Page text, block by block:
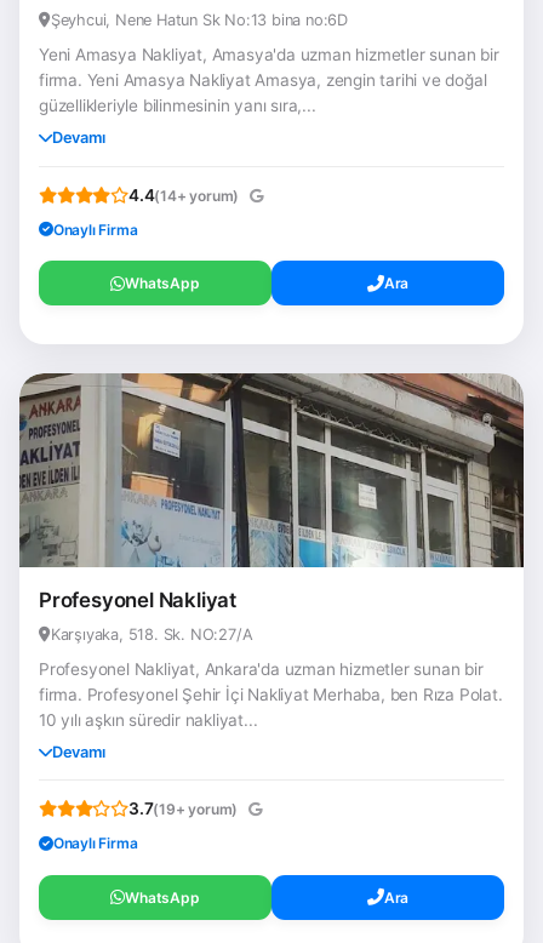
Şeyhcui, Nene Hatun Sk No:13 bina no:6D
Yeni Amasya Nakliyat, Amasya'da uzman hizmetler sunan bir
firma. Yeni Amasya Nakliyat Amasya, zengin tarihi ve doğal
güzellikleriyle bilinmesinin yanı sıra,...
Devamı
4.4(14+ yorum)
Onaylı Firma
WhatsApp Ara
Profesyonel Nakliyat
Karşıyaka, 518. Sk. NO:27/A
Profesyonel Nakliyat, Ankara'da uzman hizmetler sunan bir
firma. Profesyonel Şehir İçi Nakliyat Merhaba, ben Rıza Polat.
10 yılı aşkın süredir nakliyat...
Devamı
3.7(19+ yorum)
Onaylı Firma
WhatsApp Ara